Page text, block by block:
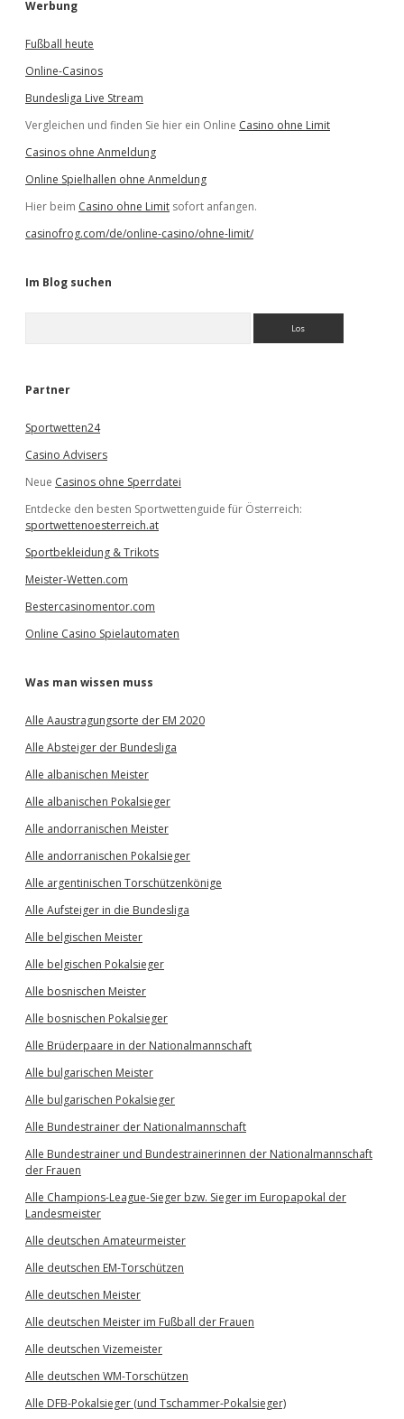
Werbung
Fußball heute
Online-Casinos
Bundesliga Live Stream
Vergleichen und finden Sie hier ein Online Casino ohne Limit
Casinos ohne Anmeldung
Online Spielhallen ohne Anmeldung
Hier beim Casino ohne Limit sofort anfangen.
casinofrog.com/de/online-casino/ohne-limit/
Im Blog suchen
e
Partner
Sportwetten24
Casino Advisers
Neue Casinos ohne Sperrdatei
Entdecke den besten Sportwettenguide für Österreich:
sportwettenoesterreich.at
Sportbekleidung & Trikots
Meister-Wetten.com
Bestercasinomentor.com
Online Casino Spielautomaten
Was man wissen muss
Alle Aaustragungsorte der EM 2020
Alle Absteiger der Bundesliga
Alle albanischen Meister
Alle albanischen Pokalsieger
Alle andorranischen Meister
Alle andorranischen Pokalsieger
Alle argentinischen Torschützenkönige
Alle Aufsteiger in die Bundesliga
Alle belgischen Meister
Alle belgischen Pokalsieger
Alle bosnischen Meister
Alle bosnischen Pokalsieger
Alle Brüderpaare in der Nationalmannschaft
Alle bulgarischen Meister
Alle bulgarischen Pokalsieger
Alle Bundestrainer der Nationalmannschaft
Alle Bundestrainer und Bundestrainerinnen der Nationalmannschaft
der Frauen
Alle Champions-League-Sieger bzw. Sieger im Europapokal der
Landesmeister
Alle deutschen Amateurmeister
Alle deutschen EM-Torschützen
Alle deutschen Meister
Alle deutschen Meister im Fußball der Frauen
Alle deutschen Vizemeister
Alle deutschen WM-Torschützen
Alle DFB-Pokalsieger (und Tschammer-Pokalsieger)